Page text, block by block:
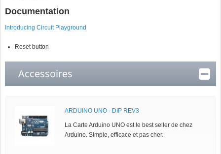
Documentation
Introducing Circuit Playground
Reset button
Accessoires
ARDUINO UNO - DIP REV3
La Carte Arduino UNO est le best seller de chez
Arduino. Simple, efficace et pas cher.